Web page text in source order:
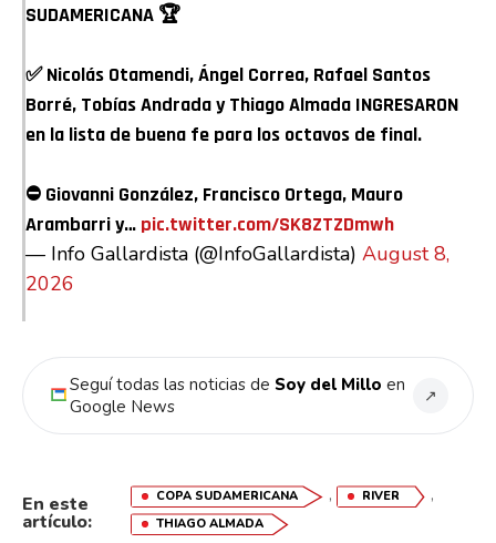
SUDAMERICANA 🏆
✅ Nicolás Otamendi, Ángel Correa, Rafael Santos
Borré, Tobías Andrada y Thiago Almada INGRESARON
en la lista de buena fe para los octavos de final.
⛔️ Giovanni González, Francisco Ortega, Mauro
Arambarri y… pic.twitter.com/SK8ZTZDmwh
— Info Gallardista (@InfoGallardista) August 8,
2026
Seguí todas las noticias de Soy del Millo en
Google News
↗
En este
artículo:
COPA SUDAMERICANA , RIVER ,
THIAGO ALMADA